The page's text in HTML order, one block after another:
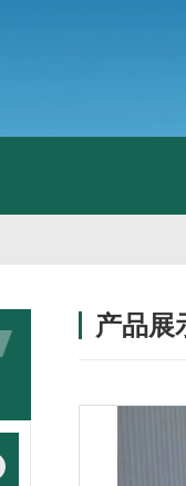
产品展